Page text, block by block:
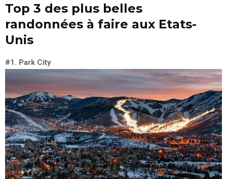
Top 3 des plus belles
randonnées à faire aux Etats-
Unis
#1. Park City